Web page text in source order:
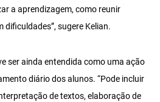
a aprendizagem, como reunir
sugere Kelian.
ser ainda entendida como uma ação
diário dos alunos. “Pode incluir
de textos, elaboração de